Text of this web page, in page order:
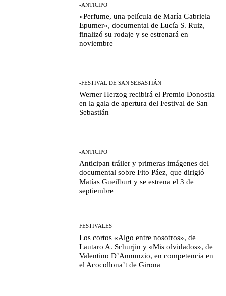
-ANTICIPO
«Perfume, una película de María Gabriela
Epumer», documental de Lucía S. Ruiz,
finalizó su rodaje y se estrenará en
noviembre
-FESTIVAL DE SAN SEBASTIÁN
Werner Herzog recibirá el Premio Donostia
en la gala de apertura del Festival de San
Sebastián
-ANTICIPO
Anticipan tráiler y primeras imágenes del
documental sobre Fito Páez, que dirigió
Matías Gueilburt y se estrena el 3 de
septiembre
FESTIVALES
Los cortos «Algo entre nosotros», de
Lautaro A. Schurjin y «Mis olvidados», de
Valentino D’Annunzio, en competencia en
el Acocollona’t de Girona